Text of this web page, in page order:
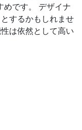
めです。 デザイナ
するかもしれませ
は依然として高い